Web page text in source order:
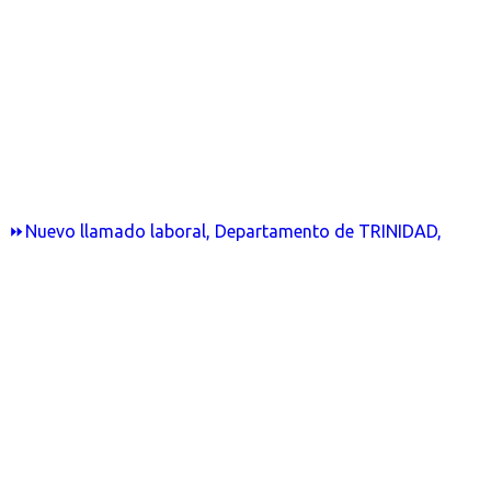
⏩Nuevo llamado laboral, Departamento de TRINIDAD,